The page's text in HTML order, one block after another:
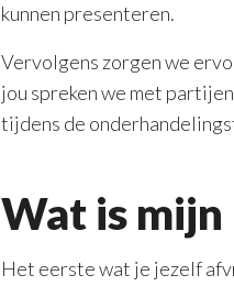
kunnen presenteren.
Vervolgens zorgen we
jou spreken we met
tijdens de
Wat is
Het eerste wat je jezelf